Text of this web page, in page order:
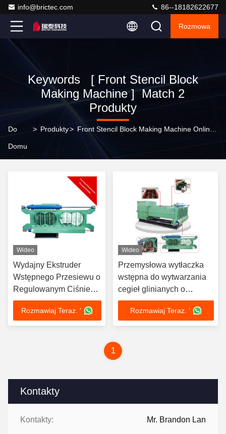
info@brictec.com 86--18182622677
Rozmowa
Keywords [ Front Stencil Block
Making Machine ] Match 2
Produkty
Do
Domu
> Produkty>
Kontakty
Kontakty: Mr. Brandon Lan
Wideo
Wydajny Ekstruder
Wstępnego Przesiewu o
Regulowanym Ciśnieniu
i Odpornej na Zużycie
Konstrukcji do Produkcji
Cegieł
Rozmawiaj Teraz. '
Wideo
Przemysłowa wytłaczka
wstępna do wytwarzania
cegieł glinianych o
wysokiej jednolitości,
stabilnej wydajności i
automatycznej kontroli
Rozmawiaj Teraz. '
1